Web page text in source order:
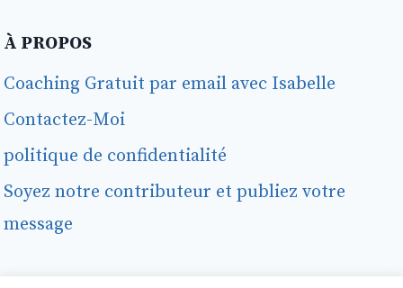
À PROPOS
Coaching Gratuit par email avec Isabelle
Contactez-Moi
politique de confidentialité
Soyez notre contributeur et publiez votre
message